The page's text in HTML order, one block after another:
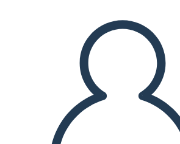
LEJÁTSZÁSA
OLVASS NEKEM